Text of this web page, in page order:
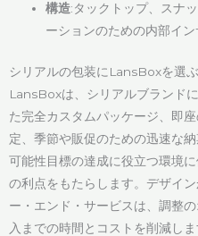
構造:タックトップ、スナ
ーションのための内部イ
シリアルの包装にLansBoxを選
LansBoxは、シリアルブランド
た完全カスタムパッケージ、即
定、季節や販促のための迅速な
可能性目標の達成に役立つ環境
の利点をもたらします。デザイ
ー・エンド・サービスは、調整
入までの時間とコストを削減しま